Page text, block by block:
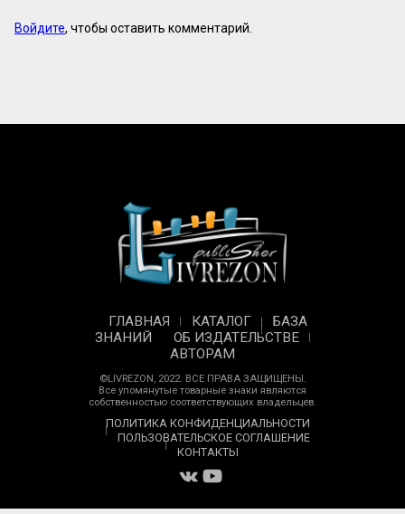
Войдите, чтобы оставить комментарий.
ГЛАВНАЯ КАТАЛОГ
БАЗА
ЗНАНИЙ
ОБ ИЗДАТЕЛЬСТВЕ
АВТОРАМ
©LIVREZON, 2022. ВСЕ ПРАВА ЗАЩИЩЕНЫ.
Все упомянутые товарные знаки являются
собственностью соответствующих владельцев.
ПОЛИТИКА КОНФИДЕНЦИАЛЬНОСТИ
ПОЛЬЗОВАТЕЛЬСКОЕ СОГЛАШЕНИЕ
КОНТАКТЫ